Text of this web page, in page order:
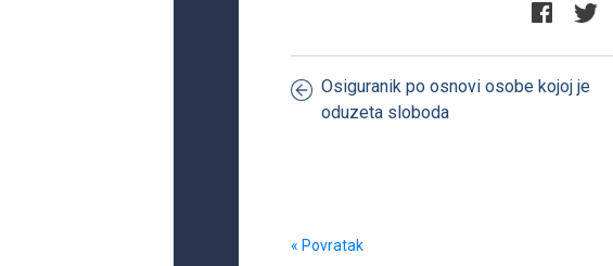
Osiguranik po osnovi osobe kojoj je
oduzeta sloboda
« Povratak